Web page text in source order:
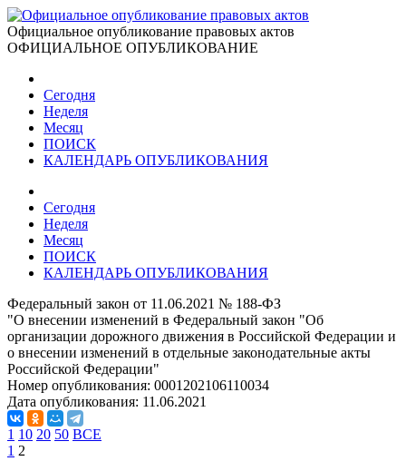
Официальное опубликование правовых актов
ОФИЦИАЛЬНОЕ ОПУБЛИКОВАНИЕ
Сегодня
Неделя
Месяц
ПОИСК
КАЛЕНДАРЬ ОПУБЛИКОВАНИЯ
Сегодня
Неделя
Месяц
ПОИСК
КАЛЕНДАРЬ ОПУБЛИКОВАНИЯ
Федеральный закон от 11.06.2021 № 188-ФЗ
"О внесении изменений в Федеральный закон "Об
организации дорожного движения в Российской Федерации и
о внесении изменений в отдельные законодательные акты
Российской Федерации"
Номер опубликования: 0001202106110034
Дата опубликования: 11.06.2021
1 10 20 50 ВСЕ
1 2